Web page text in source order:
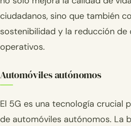
ciudadanos, sino que también
sostenibilidad y la reducción de
operativos.
Automóviles autónomos
El 5G es una tecnología crucial
de automóviles autónomos. La